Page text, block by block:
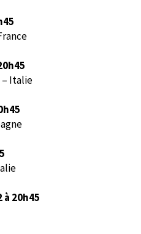
Italie
20h45